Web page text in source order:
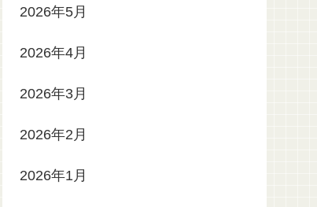
2026年5月
2026年4月
2026年3月
2026年2月
2026年1月